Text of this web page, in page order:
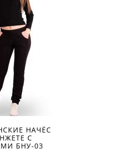
НАЧЁС
С
БНУ-03